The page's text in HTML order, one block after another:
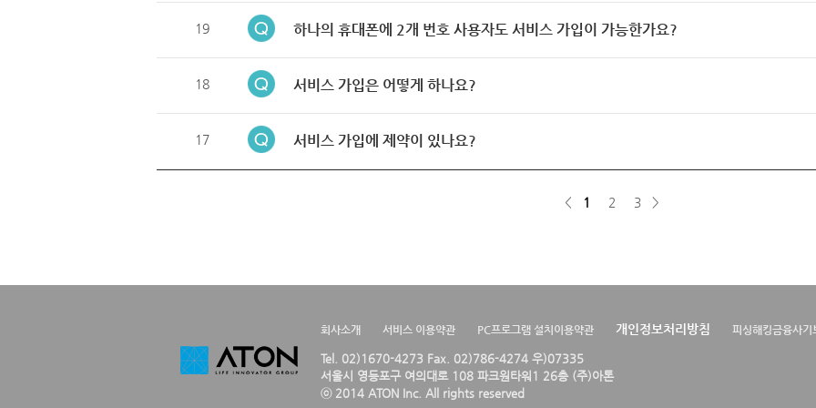
19 하나의 휴대폰에 2개 번호 사용자도 서비스 가입이 가능한가요?
18 서비스 가입은 어떻게 하나요?
17 서비스 가입에 제약이 있나요?
< 1 2 3 >
회사소개 서비스 이용약관 PC프로그램 설치이용약관 개인정보처리방침 피싱해킹금융사기
Tel. 02)1670-4273 Fax. 02)786-4274 우)07335
서울시 영등포구 여의대로 108 파크원타워1 26층 (주)아톤
ⓒ 2014 ATON Inc. All rights reserved